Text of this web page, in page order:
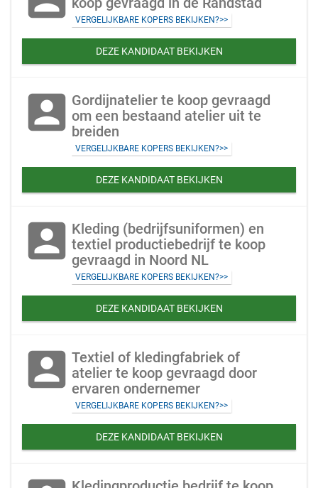
VERGELIJKBARE KOPERS BEKIJKEN?>>
DEZE KANDIDAAT BEKIJKEN
account_box Gordijnatelier te koop gevraagd
om een bestaand atelier uit te
breiden
VERGELIJKBARE KOPERS BEKIJKEN?>>
DEZE KANDIDAAT BEKIJKEN
account_box Kleding (bedrijfsuniformen) en
textiel productiebedrijf te koop
gevraagd in Noord NL
VERGELIJKBARE KOPERS BEKIJKEN?>>
DEZE KANDIDAAT BEKIJKEN
account_box Textiel of kledingfabriek of
atelier te koop gevraagd door
ervaren ondernemer
VERGELIJKBARE KOPERS BEKIJKEN?>>
DEZE KANDIDAAT BEKIJKEN